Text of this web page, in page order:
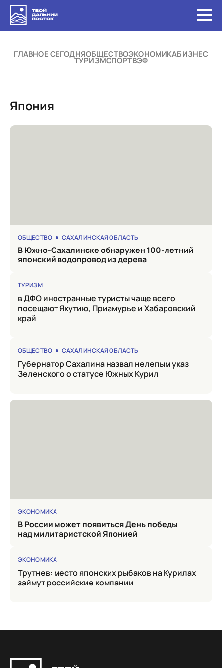
ГЛАВНОЕ СЕГОДНЯОБЩЕСТВОЭКОНОМИКАБИЗНЕС
ТУРИЗМСПОРТВЭФ
Япония
ОБЩЕСТВО САХАЛИНСКАЯ ОБЛАСТЬ
в Южно-Сахалинске обнаружен 100-летний
японский водопровод из дерева
ТУРИЗМ
в ДФО иностранные туристы чаще всего
посещают Якутию, Приамурье и Хабаровский
край
ОБЩЕСТВО САХАЛИНСКАЯ ОБЛАСТЬ
Губернатор Сахалина назвал нелепым указ
Зеленского о статусе Южных Курил
ЭКОНОМИКА
в России может появиться День победы
над милитаристской Японией
ЭКОНОМИКА
Трутнев: место японских рыбаков на Курилах
займут российские компании